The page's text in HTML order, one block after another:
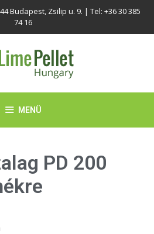
Budapest, Zsilip u. 9. | Tel: +36 30 385
74 16
MENÜ
PD 200